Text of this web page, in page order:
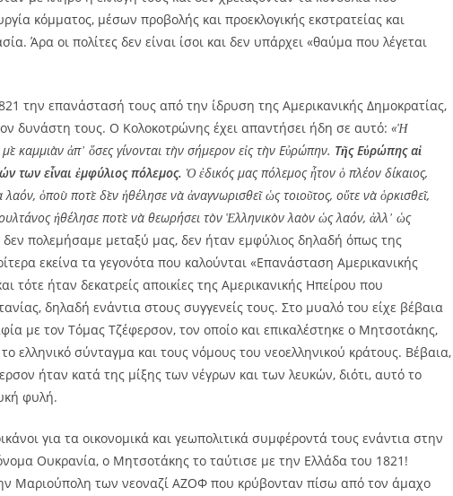
κόμματος, μέσων προβολής και προεκλογικής εκστρατείας και
Άρα οι πολίτες δεν είναι ίσοι και δεν υπάρχει «θαύμα που λέγεται
την επανάστασή τους από την ίδρυση της Αμερικανικής Δημοκρατίας,
δυνάστη τους. Ο Κολοκοτρώνης έχει απαντήσει ήδη σε αυτό: «Ἡ
καμμιὰν ἀπ᾿ ὅσες γίνονται τὴν σήμερον εἰς τὴν Εὐρώπην. Τῆς Εὐρώπης αἱ
των εἶναι ἐμφύλιος πόλεμος. Ὁ ἐδικός μας πόλεμος ἦτον ὁ πλέον δίκαιος,
ὁποὺ ποτὲ δὲν ἠθέλησε νὰ ἀναγνωρισθεῖ ὡς τοιοῦτος, οὔτε νὰ ὁρκισθεῖ,
ἠθέλησε ποτὲ νὰ θεωρήσει τὸν Ἑλληνικὸν λαὸν ὡς λαόν, ἀλλ᾿ ὡς
δεν πολεμήσαμε μεταξύ μας, δεν ήταν εμφύλιος δηλαδή όπως της
εκείνα τα γεγονότα που καλούνται «Επανάσταση Αμερικανικής
τότε ήταν δεκατρείς αποικίες της Αμερικανικής Ηπείρου που
δηλαδή ενάντια στους συγγενείς τους. Στο μυαλό του είχε βέβαια
με τον Τόμας Τζέφερσον, τον οποίο και επικαλέστηκε ο Μητσοτάκης,
ελληνικό σύνταγμα και τους νόμους του νεοελληνικού κράτους. Βέβαια,
ήταν κατά της μίξης των νέγρων και των λευκών, διότι, αυτό το
φυλή.
για τα οικονομικά και γεωπολιτικά συμφέροντά τους ενάντια στην
Ουκρανία, ο Μητσοτάκης το ταύτισε με την Ελλάδα του 1821!
Μαριούπολη των νεοναζί ΑΖΟΦ που κρύβονταν πίσω από τον άμαχο